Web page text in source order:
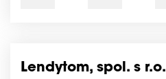
Lendytom, spol. s r.o.